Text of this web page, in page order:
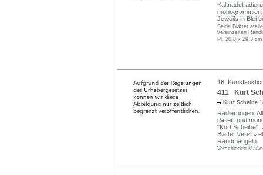
Jeweils in Blei
Beide Blätter
vereinzelten
Pl. 20,8 x 29,3
16.
411 Kurt
Kurt Scheibe
Radierungen.
datiert und
"Kurt Scheibe".
Blätter
Randmängeln.
Verschieden